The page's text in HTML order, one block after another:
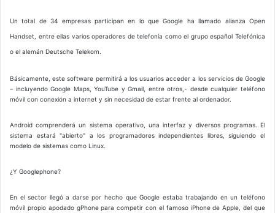
Un total de 34 empresas participan en lo que Google ha llamado alianza Open
Handset, entre ellas varios operadores de telefonía como el grupo español Telefónica
o el alemán Deutsche Telekom.
Básicamente, este software permitirá a los usuarios acceder a los servicios de Google
– incluyendo Google Maps, YouTube y Gmail, entre otros,- desde cualquier teléfono
móvil con conexión a internet y sin necesidad de estar frente al ordenador.
Android comprenderá un sistema operativo, una interfaz y diversos programas. El
sistema estará "abierto" a los programadores independientes libres, siguiendo el
modelo de sistemas como Linux.
¿Y Googlephone?
En el sector llegó a darse por hecho que Google estaba trabajando en un teléfono
móvil propio apodado gPhone para competir con el famoso iPhone de Apple, del que